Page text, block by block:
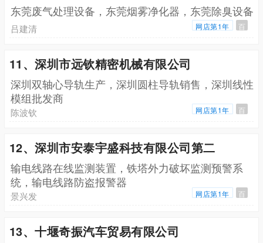
东莞废气处理设备，东莞烟雾净化器，东莞除臭设备
吕建清 网店第1年 百
11、深圳市远钦精密机械有限公司
深圳双轴心导轨生产，深圳圆柱导轨销售，深圳线性
模组批发商
陈波钦 网店第1年 百
12、深圳市安泰宇盛科技有限公司第二
输电线路在线监测装置，铁塔外力破坏监测预警系
统，输电线路防盗报警器
景兴发 网店第1年 百
13、十堰奇振汽车贸易有限公司